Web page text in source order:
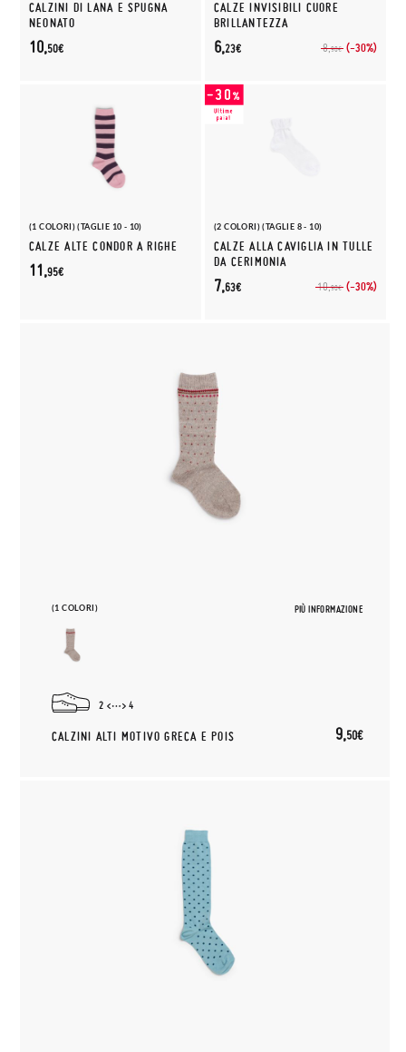
CALZINI DI LANA E SPUGNA
NEONATO
10,50€
CALZE INVISIBILI CUORE
BRILLANTEZZA
8,90€ (-30%)
6,23€
(1 COLORI) (TAGLIE 10 - 10)
CALZE ALTE CONDOR A RIGHE
11,95€
(2 COLORI) (TAGLIE 8 - 10)
CALZE ALLA CAVIGLIA IN TULLE
DA CERIMONIA
10,90€ (-30%)
7,63€
(1 COLORI) PIÙ INFORMAZIONE
2 4
CALZINI ALTI MOTIVO GRECA E POIS 9,50€